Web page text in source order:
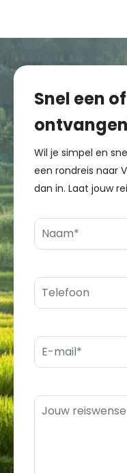
Snel een
Wil je simpel en
een rondreis naar
dan in. Laat jouw